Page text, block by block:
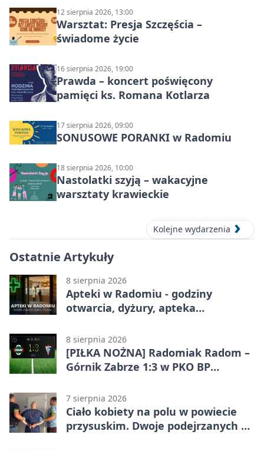
12 sierpnia 2026, 13:00
Warsztat: Presja Szczęścia –
świadome życie
16 sierpnia 2026, 19:00
Prawda – koncert poświęcony
pamięci ks. Romana Kotlarza
17 sierpnia 2026, 09:00
SONUSOWE PORANKI w Radomiu
18 sierpnia 2026, 10:00
Nastolatki szyją – wakacyjne
warsztaty krawieckie
Kolejne wydarzenia
Ostatnie Artykuły
8 sierpnia 2026
Apteki w Radomiu - godziny
otwarcia, dyżury, apteka
8 sierpnia 2026
[PIŁKA NOŻNA] Radomiak Radom –
Górnik Zabrze 1:3 w PKO BP
golami pogrążył gospodarzy
7 sierpnia 2026
Ciało kobiety na polu w powiecie
przysuskim. Dwoje podejrzanych w